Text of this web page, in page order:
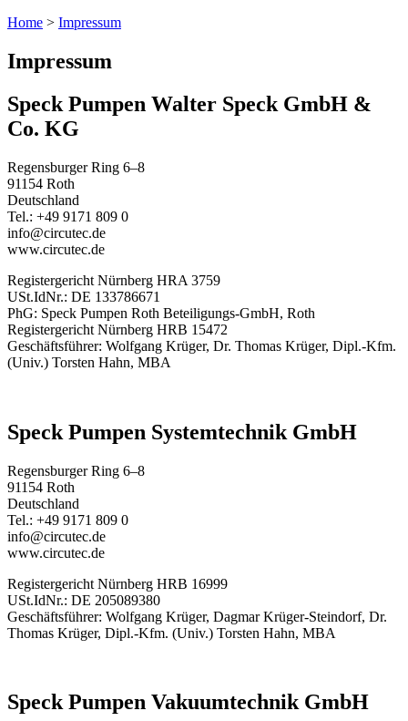
Home > Impressum
Impressum
Speck Pumpen Walter Speck GmbH &
Co. KG
Regensburger Ring 6–8
91154 Roth
Deutschland
Tel.: +49 9171 809 0
info@circutec.de
www.circutec.de
Registergericht Nürnberg HRA 3759
USt.IdNr.: DE 133786671
PhG: Speck Pumpen Roth Beteiligungs-GmbH, Roth
Registergericht Nürnberg HRB 15472
Geschäftsführer: Wolfgang Krüger, Dr. Thomas Krüger, Dipl.-Kfm.
(Univ.) Torsten Hahn, MBA
Speck Pumpen Systemtechnik GmbH
Regensburger Ring 6–8
91154 Roth
Deutschland
Tel.: +49 9171 809 0
info@circutec.de
www.circutec.de
Registergericht Nürnberg HRB 16999
USt.IdNr.: DE 205089380
Geschäftsführer: Wolfgang Krüger, Dagmar Krüger-Steindorf, Dr.
Thomas Krüger, Dipl.-Kfm. (Univ.) Torsten Hahn, MBA
Speck Pumpen Vakuumtechnik GmbH